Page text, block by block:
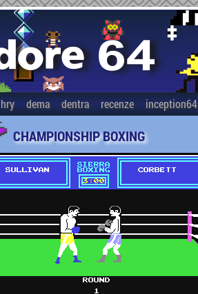
hry dema dentra recenze inception64
CHAMPIONSHIP BOXING